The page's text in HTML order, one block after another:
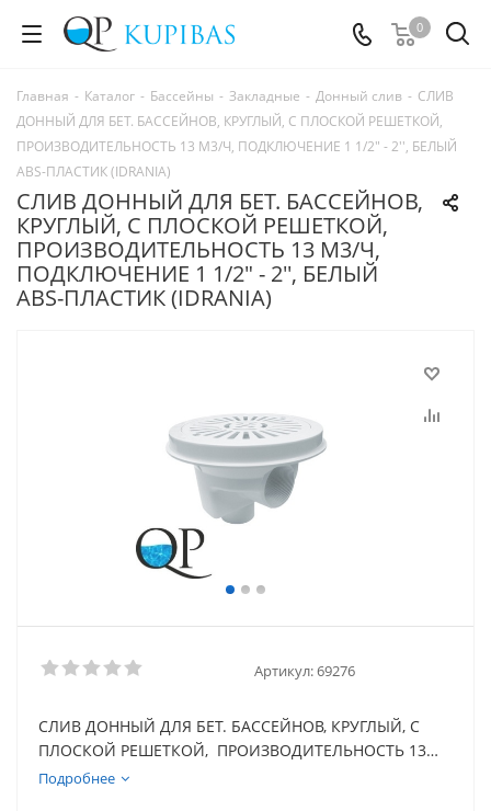
0
Главная - Каталог - Бассейны - Закладные - Донный слив - СЛИВ
ДОННЫЙ ДЛЯ БЕТ. БАССЕЙНОВ, КРУГЛЫЙ, С ПЛОСКОЙ РЕШЕТКОЙ,
ПРОИЗВОДИТЕЛЬНОСТЬ 13 М3/Ч, ПОДКЛЮЧЕНИЕ 1 1/2" - 2'', БЕЛЫЙ
ABS-ПЛАСТИК (IDRANIA)
СЛИВ ДОННЫЙ ДЛЯ БЕТ. БАССЕЙНОВ,
КРУГЛЫЙ, С ПЛОСКОЙ РЕШЕТКОЙ,
ПРОИЗВОДИТЕЛЬНОСТЬ 13 М3/Ч,
ПОДКЛЮЧЕНИЕ 1 1/2" - 2'', БЕЛЫЙ
ABS-ПЛАСТИК (IDRANIA)
Артикул:69276
СЛИВ ДОННЫЙ ДЛЯ БЕТ. БАССЕЙНОВ, КРУГЛЫЙ, С
ПЛОСКОЙ РЕШЕТКОЙ, ПРОИЗВОДИТЕЛЬНОСТЬ 13
М3/Ч, ПОДКЛЮЧЕНИЕ 1 1/2" - 2'', БЕЛЫЙ ABS-
Подробнее